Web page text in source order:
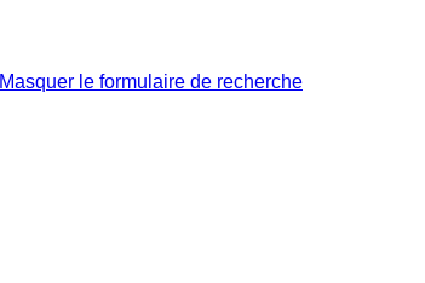
Masquer le formulaire de recherche